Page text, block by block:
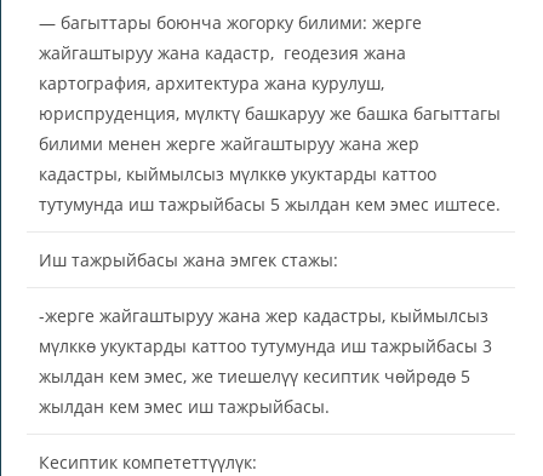
— багыттары боюнча жогорку билими: жерге
жайгаштыруу жана кадастр, геодезия жана
картография, архитектура жана курулуш,
юриспруденция, мүлктү башкаруу же башка багыттагы
билими менен жерге жайгаштыруу жана жер
кадастры, кыймылсыз мүлккө укуктарды каттоо
тутумунда иш тажрыйбасы 5 жылдан кем эмес иштесе.
Иш тажрыйбасы жана эмгек стажы:
-жерге жайгаштыруу жана жер кадастры, кыймылсыз
мүлккө укуктарды каттоо тутумунда иш тажрыйбасы 3
жылдан кем эмес, же тиешелүү кесиптик чөйрөдө 5
жылдан кем эмес иш тажрыйбасы.
Кесиптик компететтүүлүк: